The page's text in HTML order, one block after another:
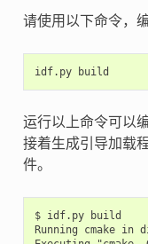
请使用以下命令，
运行以上命令可以
接着生成引导加载
件。
$ idf.py build
Running cmake